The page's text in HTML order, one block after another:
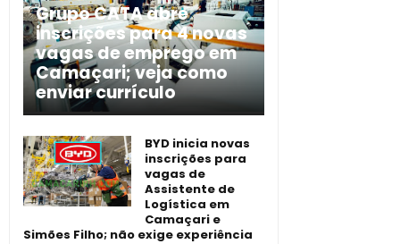
Grupo CATA abre
inscrições para 4 novas
vagas de emprego em
Camaçari; veja como
enviar currículo
BYD inicia novas
inscrições para
vagas de
Assistente de
Logística em
Camaçari e
Simões Filho; não exige experiência